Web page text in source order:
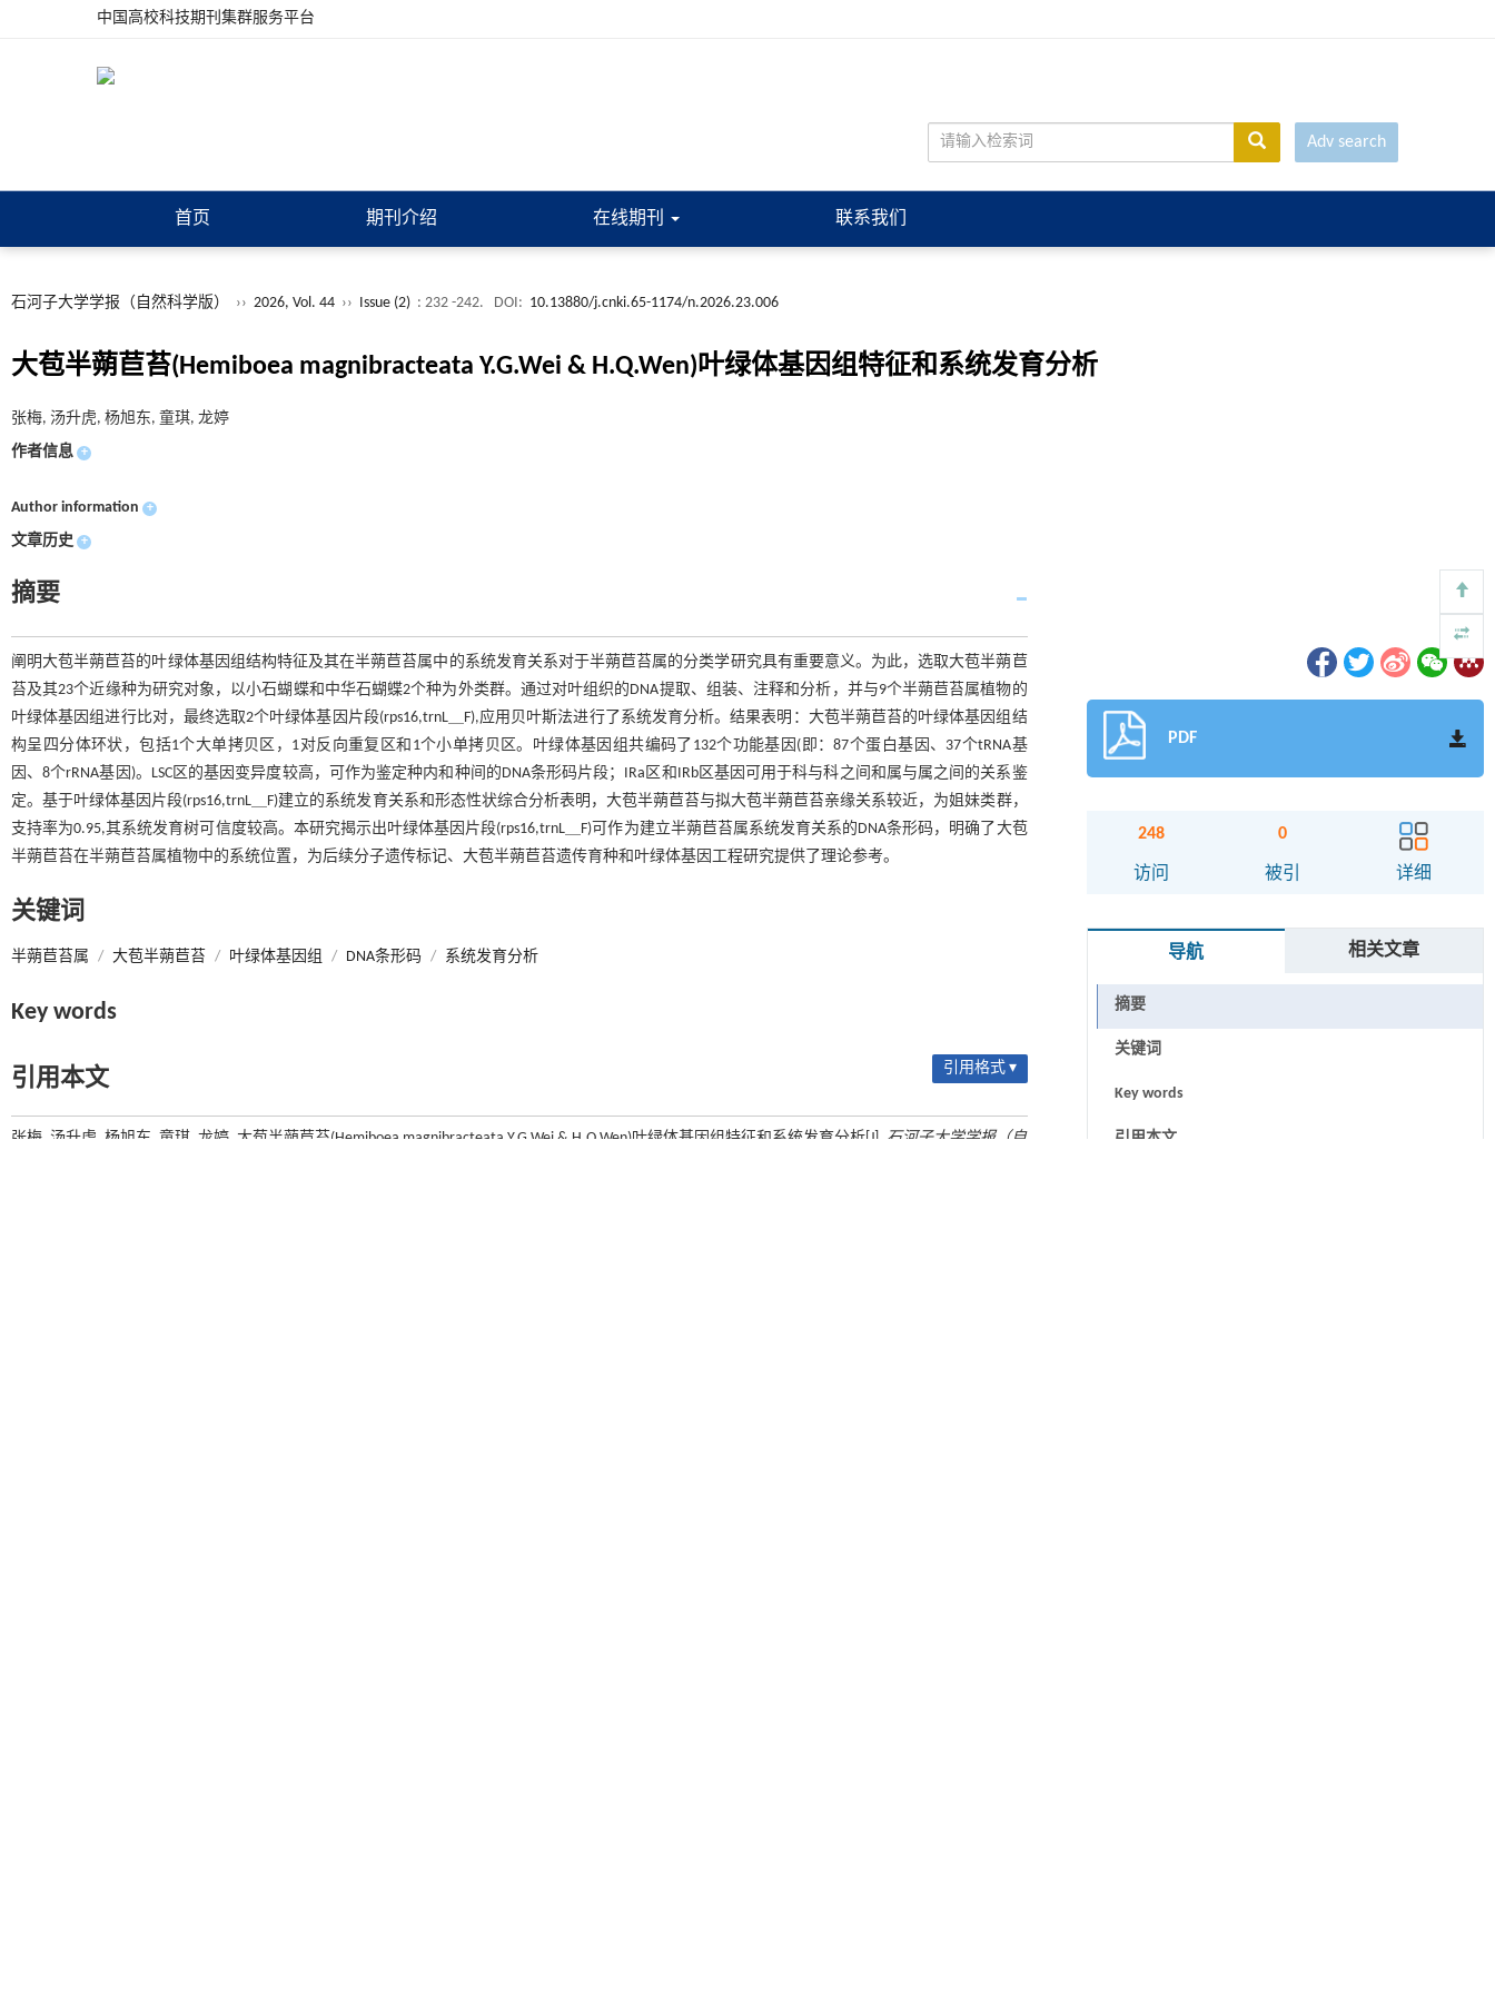
中国高校科技期刊集群服务平台
Adv search
首页 期刊介绍 在线期刊 联系我们
石河子大学学报（自然科学版） ›› 2026, Vol. 44 ›› Issue (2) : 232 -242. DOI: 10.13880/j.cnki.65-1174/n.2026.23.006
大苞半蒴苣苔(Hemiboea magnibracteata Y.G.Wei & H.Q.Wen)叶绿体基因组特征和系统发育分析
张梅, 汤升虎, 杨旭东, 童琪, 龙婷
作者信息 +
Author information +
文章历史 +
摘要
阐明大苞半蒴苣苔的叶绿体基因组结构特征及其在半蒴苣苔属中的系统发育关系对于半蒴苣苔属的分类学研究具有重要意义。为此，选取大苞半蒴苣
苔及其23个近缘种为研究对象，以小石蝴蝶和中华石蝴蝶2个种为外类群。通过对叶组织的DNA提取、组装、注释和分析，并与9个半蒴苣苔属植物的
叶绿体基因组进行比对，最终选取2个叶绿体基因片段(rps16,trnL＿F),应用贝叶斯法进行了系统发育分析。结果表明：大苞半蒴苣苔的叶绿体基因组结
构呈四分体环状，包括1个大单拷贝区，1对反向重复区和1个小单拷贝区。叶绿体基因组共编码了132个功能基因(即：87个蛋白基因、37个tRNA基
因、8个rRNA基因)。LSC区的基因变异度较高，可作为鉴定种内和种间的DNA条形码片段；IRa区和IRb区基因可用于科与科之间和属与属之间的关系鉴
定。基于叶绿体基因片段(rps16,trnL＿F)建立的系统发育关系和形态性状综合分析表明，大苞半蒴苣苔与拟大苞半蒴苣苔亲缘关系较近，为姐妹类群，
支持率为0.95,其系统发育树可信度较高。本研究揭示出叶绿体基因片段(rps16,trnL＿F)可作为建立半蒴苣苔属系统发育关系的DNA条形码，明确了大苞
半蒴苣苔在半蒴苣苔属植物中的系统位置，为后续分子遗传标记、大苞半蒴苣苔遗传育种和叶绿体基因工程研究提供了理论参考。
关键词
半蒴苣苔属 / 大苞半蒴苣苔 / 叶绿体基因组 / DNA条形码 / 系统发育分析
Key words
引用本文 引用格式 ▾
张梅, 汤升虎, 杨旭东, 童琪, 龙婷. 大苞半蒴苣苔(Hemiboea magnibracteata Y.G.Wei & H.Q.Wen)叶绿体基因组特征和系统发育分析[J]. 石河子大学学报（自
PDF
248
访问
0
被引 详细
导航 相关文章
摘要
关键词
Key words
引用本文